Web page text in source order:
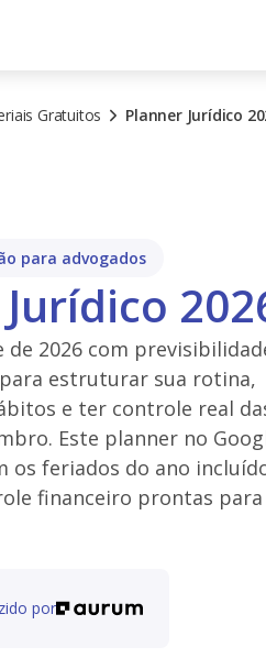
Gratuitos Planner Jurídico
para advogados
de 2026 com
estruturar sua rotina,
e ter controle real
Este planner no
os feriados do ano
financeiro prontas
por